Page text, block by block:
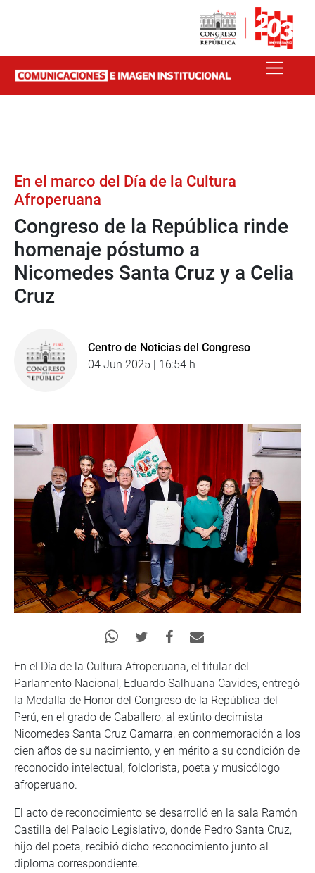
En el marco del Día de la Cultura
Afroperuana
Congreso de la República rinde
homenaje póstumo a
Nicomedes Santa Cruz y a Celia
Cruz
Centro de Noticias del Congreso
04 Jun 2025 | 16:54 h
En el Día de la Cultura Afroperuana, el titular del
Parlamento Nacional, Eduardo Salhuana Cavides, entregó
la Medalla de Honor del Congreso de la República del
Perú, en el grado de Caballero, al extinto decimista
Nicomedes Santa Cruz Gamarra, en conmemoración a los
cien años de su nacimiento, y en mérito a su condición de
reconocido intelectual, folclorista, poeta y musicólogo
afroperuano.
El acto de reconocimiento se desarrolló en la sala Ramón
Castilla del Palacio Legislativo, donde Pedro Santa Cruz,
hijo del poeta, recibió dicho reconocimiento junto al
diploma correspondiente.